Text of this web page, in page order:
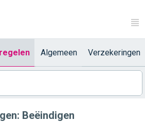
Algemeen Verzekeringen
Beëindigen